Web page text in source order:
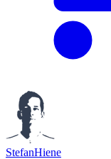
StefanHiene